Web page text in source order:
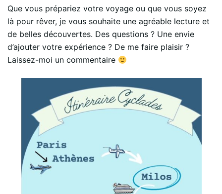
Que vous prépariez votre voyage ou que vous soyez
là pour rêver, je vous souhaite une agréable lecture et
de belles découvertes. Des questions ? Une envie
d’ajouter votre expérience ? De me faire plaisir ?
Laissez-moi un commentaire